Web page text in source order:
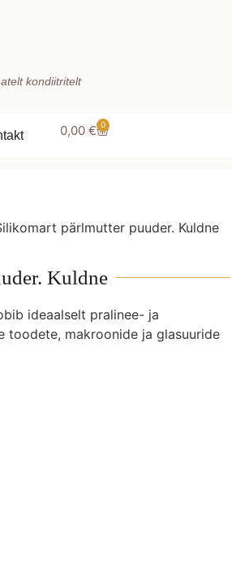
kondiitritelt
0,00 € 0
pärlmutter puuder. Kuldne
Kuldne
ideaalselt pralinee- ja
toodete, makroonide ja glasuuride